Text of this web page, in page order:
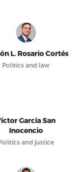
L. Rosario Cortés
Politics and law
García San
Inocencio
and justice